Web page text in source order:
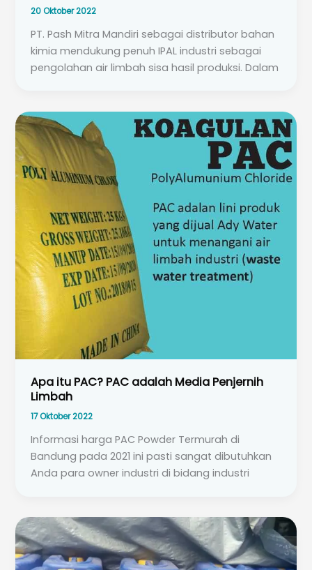
20 Oktober 2022
PT. Pash Mitra Mandiri sebagai distributor bahan
kimia mendukung penuh IPAL industri sebagai
pengolahan air limbah sisa hasil produksi. Dalam
Apa itu PAC? PAC adalah Media Penjernih
Limbah
17 Oktober 2022
Informasi harga PAC Powder Termurah di
Bandung pada 2021 ini pasti sangat dibutuhkan
Anda para owner industri di bidang industri